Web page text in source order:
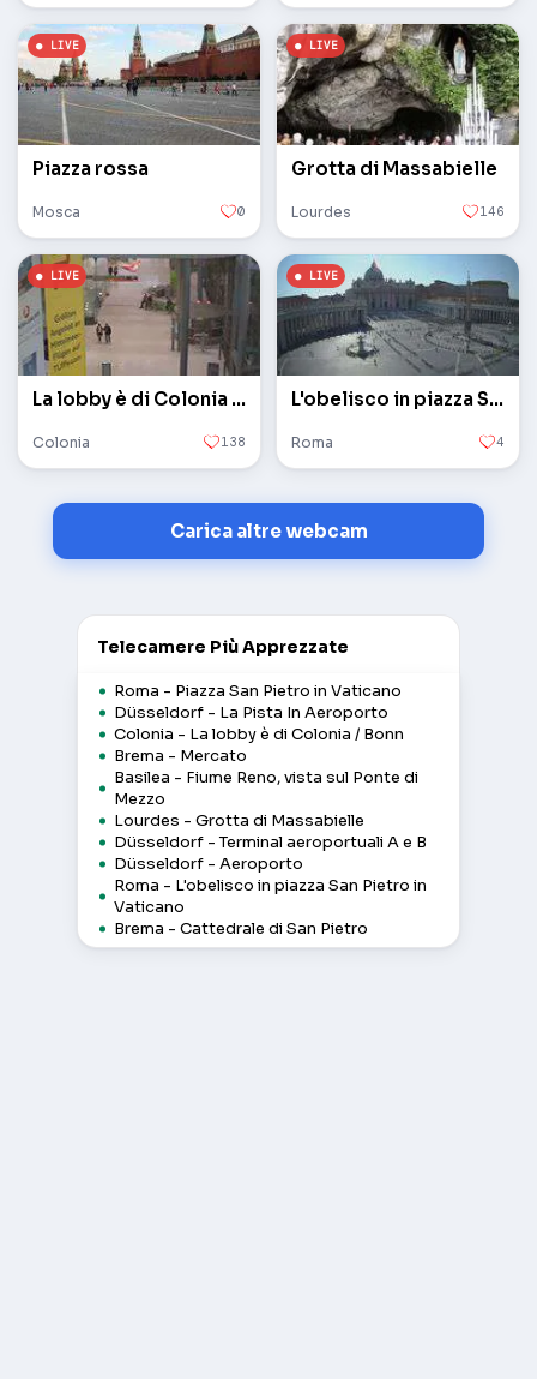
Piazza rossa
Mosca 0
Grotta di Massabielle
Lourdes 146
La lobby è di Colonia / Bonn
Colonia 138
L'obelisco in piazza San Pietro in Vaticano
Roma 4
Carica altre webcam
Telecamere Più Apprezzate
Roma - Piazza San Pietro in Vaticano
Düsseldorf - La Pista In Aeroporto
Colonia - La lobby è di Colonia / Bonn
Brema - Mercato
Basilea - Fiume Reno, vista sul Ponte di
Mezzo
Lourdes - Grotta di Massabielle
Düsseldorf - Terminal aeroportuali A e B
Düsseldorf - Aeroporto
Roma - L'obelisco in piazza San Pietro in
Vaticano
Brema - Cattedrale di San Pietro